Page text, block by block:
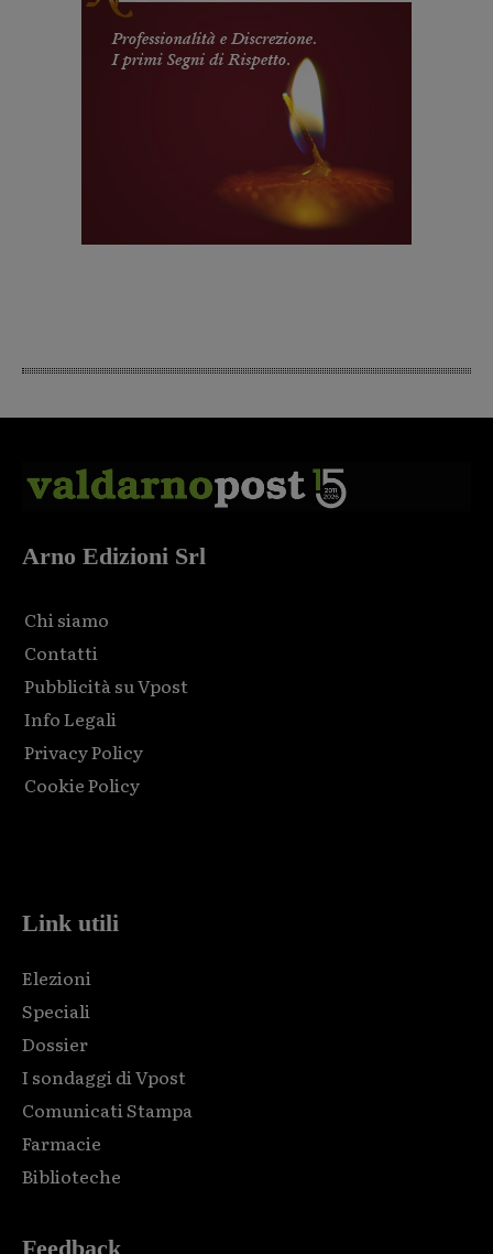
Arno Edizioni Srl
Chi siamo
Contatti
Pubblicità su Vpost
Info Legali
Privacy Policy
Cookie Policy
Link utili
Elezioni
Speciali
Dossier
I sondaggi di Vpost
Comunicati Stampa
Farmacie
Biblioteche
Feedback